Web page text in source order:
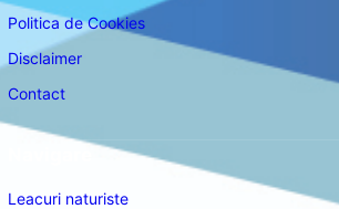
Politica de Cookies
Disclaimer
Contact
Leacuri naturiste